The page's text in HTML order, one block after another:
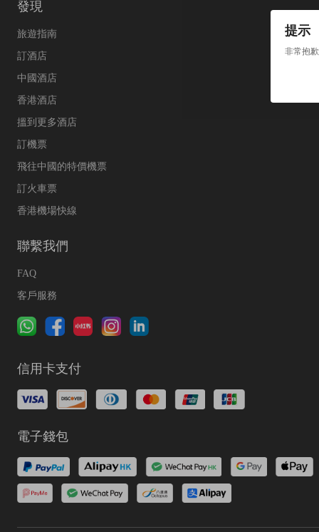
提示
非常抱
發現
旅遊指南
訂酒店
中國酒店
香港酒店
搵到更多酒店
訂機票
飛往中國的特價機票
訂火車票
香港機場快線
聯繫我們
FAQ
客戶服務
信用卡支付
電子錢包